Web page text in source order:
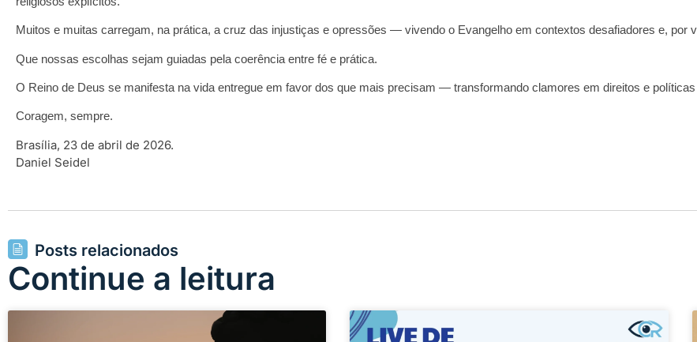
Muitos e muitas carregam, na prática, a cruz das injustiças e opressões — vivendo o Evangelho em contextos desafiadores e, por
Que nossas escolhas sejam guiadas pela coerência entre fé e prática.
O Reino de Deus se manifesta na vida entregue em favor dos que mais precisam — transformando clamores em direitos e
Coragem, sempre.
Brasília, 23 de abril de 2026.
Daniel Seidel
Posts relacionados
Continue a leitura